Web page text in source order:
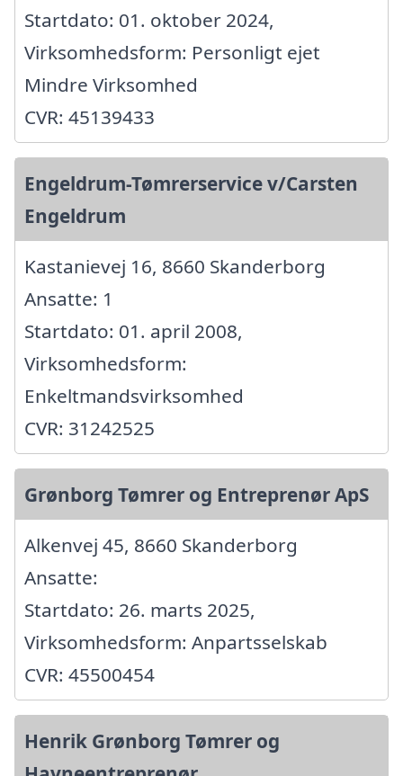
Startdato: 01. oktober 2024,
Virksomhedsform: Personligt ejet
Mindre Virksomhed
CVR: 45139433
Engeldrum-Tømrerservice v/Carsten
Engeldrum
Kastanievej 16, 8660 Skanderborg
Ansatte: 1
Startdato: 01. april 2008,
Virksomhedsform:
Enkeltmandsvirksomhed
CVR: 31242525
Grønborg Tømrer og Entreprenør ApS
Alkenvej 45, 8660 Skanderborg
Ansatte:
Startdato: 26. marts 2025,
Virksomhedsform: Anpartsselskab
CVR: 45500454
Henrik Grønborg Tømrer og